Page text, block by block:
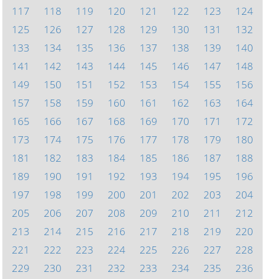
117
118 119 120 121 122 123
124
125
126 127 128 129 130 131
132
133
134 135 136 137 138 139
140
141
142 143 144 145 146 147
148
149
150 151 152 153 154 155
156
157
158 159 160 161 162 163
164
165
166 167 168 169 170 171
172
173
174 175 176 177 178 179
180
181
182 183 184 185 186 187
188
189
190 191 192 193 194 195
196
197
198 199 200 201 202 203
204
205
206 207 208 209 210 211
212
213
214 215 216 217 218 219
220
221
222 223 224 225 226 227
228
229
230 231 232 233 234 235
236